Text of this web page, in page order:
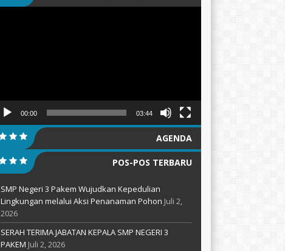
00:00 03:44
AGENDA
POS-POS TERBARU
SMP Negeri 3 Pakem Wujudkan Kepedulian
Lingkungan melalui Aksi Penanaman Pohon Juli 2,
2026
SERAH TERIMA JABATAN KEPALA SMP NEGERI 3
PAKEM Juli 2, 2026